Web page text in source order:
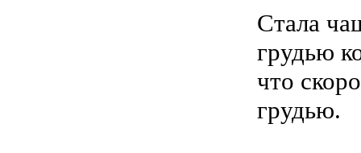
Стала
грудью
что
грудью.